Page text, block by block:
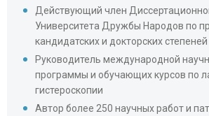
Действующий член
Университета Дружбы Народов по
кандидатских и докторских степеней
Руководитель международной
программы и обучающих курсов по
гистероскопии
Автор более 250 научных работ и